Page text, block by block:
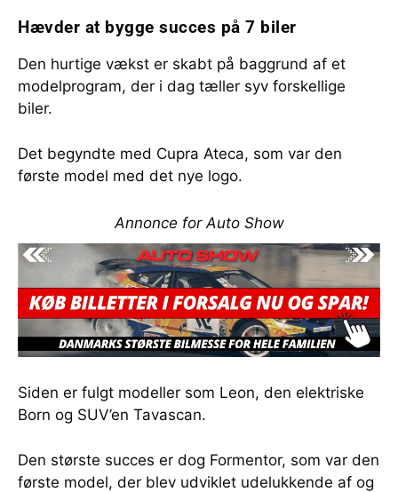
Hævder at bygge succes på 7 biler
Den hurtige vækst er skabt på baggrund af et
modelprogram, der i dag tæller syv forskellige
biler.
Det begyndte med Cupra Ateca, som var den
første model med det nye logo.
Annonce for Auto Show
Siden er fulgt modeller som Leon, den elektriske
Born og SUV’en Tavascan.
Den største succes er dog Formentor, som var den
første model, der blev udviklet udelukkende af og